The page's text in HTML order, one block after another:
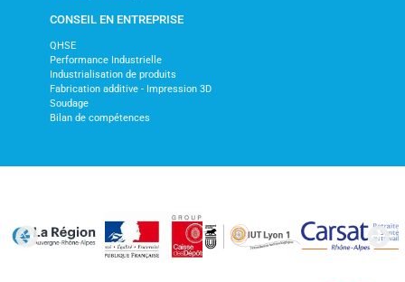
CONSEIL EN ENTREPRISE
QHSE
Performance Industrielle
Industrialisation de produits
Fabrication additive - Impression 3D
Soudage
Bilan de compétences